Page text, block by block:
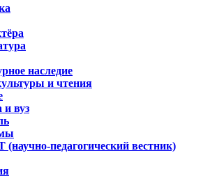
наследие
и чтения
вуз
педагогический вестник)